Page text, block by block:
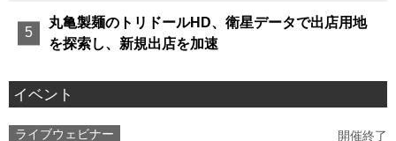
丸亀製麺のトリドールHD、衛星データで出店用地
を探索し、新規出店を加速
イベント
ライブウェビナー 開催終了